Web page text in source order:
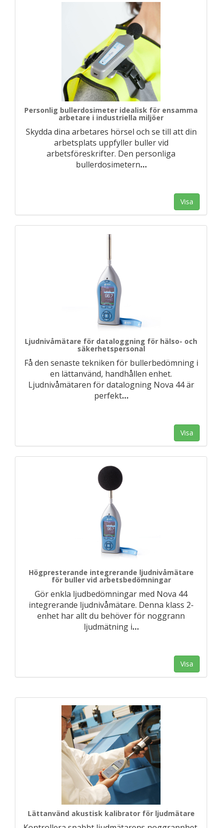
Personlig bullerdosimeter idealisk för ensamma
arbetare i industriella miljöer
Skydda dina arbetares hörsel och se till att din
arbetsplats uppfyller buller vid
arbetsföreskrifter. Den personliga
bullerdosimetern…
Visa
Ljudnivåmätare för dataloggning för hälso- och
säkerhetspersonal
Få den senaste tekniken för bullerbedömning i
en lättanvänd, handhållen enhet.
Ljudnivåmätaren för datalogning Nova 44 är
perfekt…
Visa
Högpresterande integrerande ljudnivåmätare
för buller vid arbetsbedömningar
Gör enkla ljudbedömningar med Nova 44
integrerande ljudnivåmätare. Denna klass 2-
enhet har allt du behöver för noggrann
ljudmätning i…
Visa
Lättanvänd akustisk kalibrator för ljudmätare